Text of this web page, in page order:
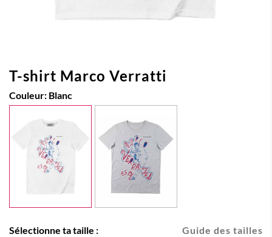
T-shirt Marco Verratti
Couleur: Blanc
Guide des tailles
Sélectionne ta taille :